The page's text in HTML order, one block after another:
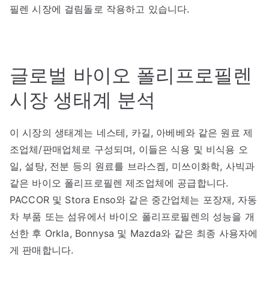
필렌 시장에 걸림돌로 작용하고 있습니다.
글로벌 바이오 폴리프로필렌
시장 생태계 분석
이 시장의 생태계는 네스테, 카길, 아베베와 같은 원료 제
조업체/판매업체로 구성되며, 이들은 식용 및 비식용 오
일, 설탕, 전분 등의 원료를 브라스켐, 미쓰이화학, 사빅과
같은 바이오 폴리프로필렌 제조업체에 공급합니다.
PACCOR 및 Stora Enso와 같은 중간업체는 포장재, 자동
차 부품 또는 섬유에서 바이오 폴리프로필렌의 성능을 개
선한 후 Orkla, Bonnysa 및 Mazda와 같은 최종 사용자에
게 판매합니다.